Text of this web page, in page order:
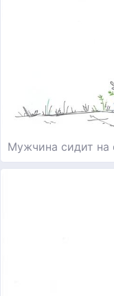
Мужчина сидит на